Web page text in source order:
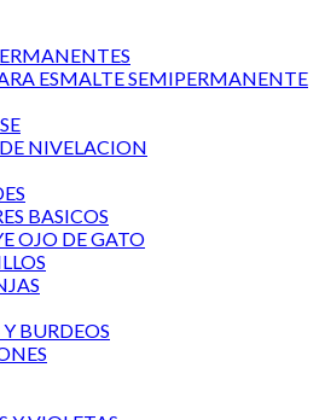
ESMALTE SEMIPERMANENTE
DE NIVELACION
BASICOS
OJO DE GATO
Y BURDEOS